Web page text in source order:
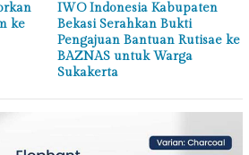
ke
IWO Indonesia Kabupaten
Bekasi Serahkan Bukti
Pengajuan Bantuan Rutisae ke
BAZNAS untuk Warga
Sukakerta